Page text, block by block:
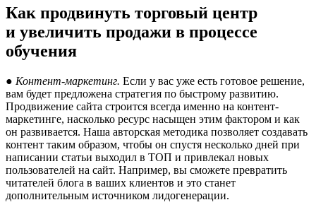
Как продвинуть торговый центр
и увеличить продажи в процессе
обучения
● Контент-маркетинг. Если у вас уже есть готовое решение,
вам будет предложена стратегия по быстрому развитию.
Продвижение сайта строится всегда именно на контент-
маркетинге, насколько ресурс насыщен этим фактором и как
он развивается. Наша авторская методика позволяет создавать
контент таким образом, чтобы он спустя несколько дней при
написании статьи выходил в ТОП и привлекал новых
пользователей на сайт. Например, вы сможете превратить
читателей блога в ваших клиентов и это станет
дополнительным источником лидогенерации.